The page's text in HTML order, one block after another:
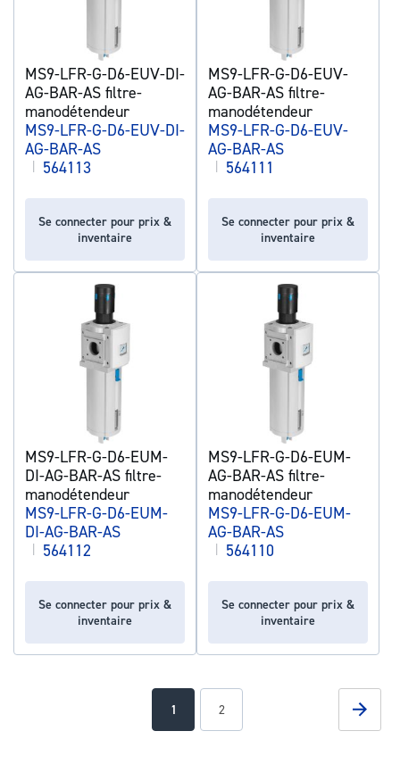
MS9-LFR-G-D6-EUV-DI-
AG-BAR-AS filtre-
manodétendeur
MS9-LFR-G-D6-EUV-DI-
AG-BAR-AS
| 564113
Se connecter pour prix &
inventaire
MS9-LFR-G-D6-EUV-
AG-BAR-AS filtre-
manodétendeur
MS9-LFR-G-D6-EUV-
AG-BAR-AS
| 564111
Se connecter pour prix &
inventaire
MS9-LFR-G-D6-EUM-
DI-AG-BAR-AS filtre-
manodétendeur
MS9-LFR-G-D6-EUM-
DI-AG-BAR-AS
| 564112
Se connecter pour prix &
inventaire
MS9-LFR-G-D6-EUM-
AG-BAR-AS filtre-
manodétendeur
MS9-LFR-G-D6-EUM-
AG-BAR-AS
| 564110
Se connecter pour prix &
inventaire
You're
1 Page
2 Page